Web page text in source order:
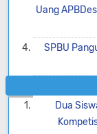
Uang
SPBU
Dua